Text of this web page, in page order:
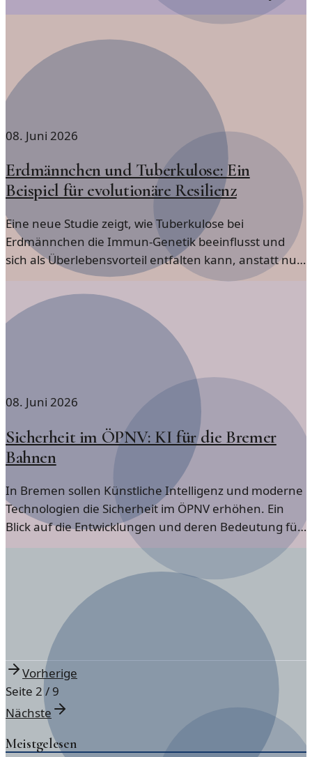
08. Juni 2026
Erdmännchen und Tuberkulose: Ein
Beispiel für evolutionäre Resilienz
Eine neue Studie zeigt, wie Tuberkulose bei
Erdmännchen die Immun-Genetik beeinflusst und
sich als Überlebensvorteil entfalten kann, anstatt nur
als Risiko zu gelten.
08. Juni 2026
Sicherheit im ÖPNV: KI für die Bremer
Bahnen
In Bremen sollen Künstliche Intelligenz und moderne
Technologien die Sicherheit im ÖPNV erhöhen. Ein
Blick auf die Entwicklungen und deren Bedeutung für
Vorherige
Seite 2 / 9
Nächste
Meistgelesen